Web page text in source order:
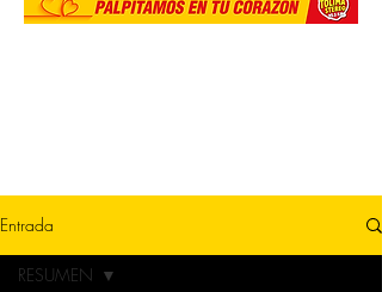
Entrada
RESUMEN